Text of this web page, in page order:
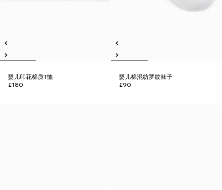
婴儿印花棉质T恤
£180
婴儿棉混纺罗纹袜子
£90